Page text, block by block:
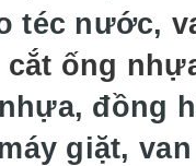
téc nước,
cắt ống
đồng
giặt,